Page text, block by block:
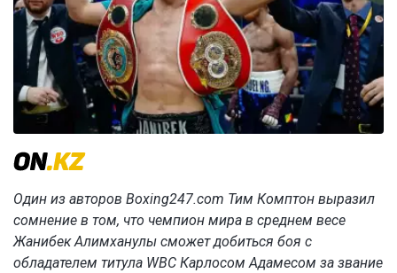
Один из авторов Boxing247.com Тим Комптон выразил
сомнение в том, что чемпион мира в среднем весе
Жанибек Алимханулы сможет добиться боя с
обладателем титула WBC Карлосом Адамесом за звание